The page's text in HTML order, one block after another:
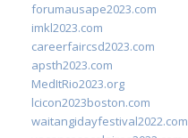
forumausape2023.com
imkl2023.com
careerfaircsd2023.com
apsth2023.com
MedItRio2023.org
lcicon2023boston.com
waitangidayfestival2022.com